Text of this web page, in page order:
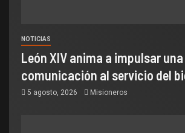
NOTICIAS
León XIV anima a impulsar una
comunicación al servicio del
5 agosto, 2026 Misioneros